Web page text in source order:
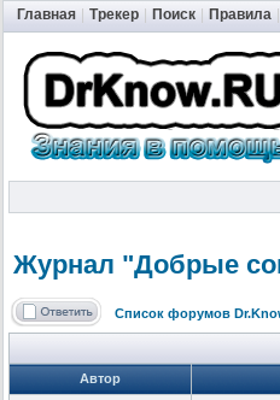
Главная Трекер Поиск Правила
Журнал "Добрые
Список форумов
Автор